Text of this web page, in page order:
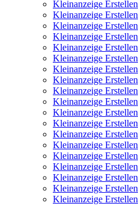
Kleinanzeige Erstellen
Kleinanzeige Erstellen
Kleinanzeige Erstellen
Kleinanzeige Erstellen
Kleinanzeige Erstellen
Kleinanzeige Erstellen
Kleinanzeige Erstellen
Kleinanzeige Erstellen
Kleinanzeige Erstellen
Kleinanzeige Erstellen
Kleinanzeige Erstellen
Kleinanzeige Erstellen
Kleinanzeige Erstellen
Kleinanzeige Erstellen
Kleinanzeige Erstellen
Kleinanzeige Erstellen
Kleinanzeige Erstellen
Kleinanzeige Erstellen
Kleinanzeige Erstellen